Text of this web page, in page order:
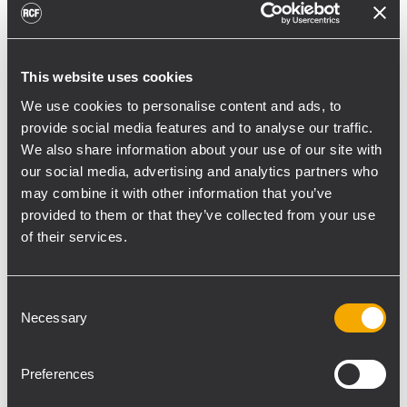
This website uses cookies
We use cookies to personalise content and ads, to
provide social media features and to analyse our traffic.
We also share information about your use of our site with
our social media, advertising and analytics partners who
may combine it with other information that you’ve
provided to them or that they’ve collected from your use
of their services.
Selection
Necessary
Preferences
dos HDL 30-A a cada lado, se suspendieron
utilizando un único motor CM con una
plataforma móvil con cuatro módulos HDL
50-A o HDL 30-A permitió una instalación
rápida y sencilla con solo dos personas. Los
veinte subwoofers SUB 9006-AS se
instalaron en la parte frontal del escenario
en dos filas de diez subwoofers cada una.
Su colocación en curva end-fire aseguró
graves hacia el escenario. Las dos torres de
retardo se colocaron a 80 metros de la PA
principal. Cada una contaba con un array de
8 módulos HDL 30-A, suspendidos con un